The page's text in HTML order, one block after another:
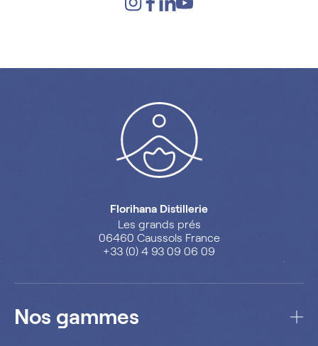
Florihana Distillerie
Les grands prés
06460 Caussols France
+33 (0) 4 93 09 06 09
Nos gammes